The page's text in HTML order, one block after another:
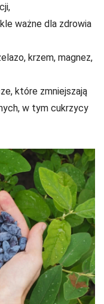
ważne dla zdrowia
krzem, magnez,
które zmniejszają
w tym cukrzycy